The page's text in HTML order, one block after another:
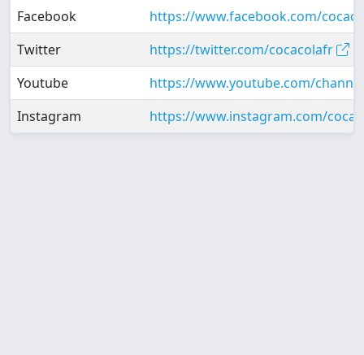
Facebook
https://www.facebook.com/
Twitter
https://twitter.com/cocacolafr
Youtube
https://www.youtube.com/
Instagram
https://www.instagram.com/